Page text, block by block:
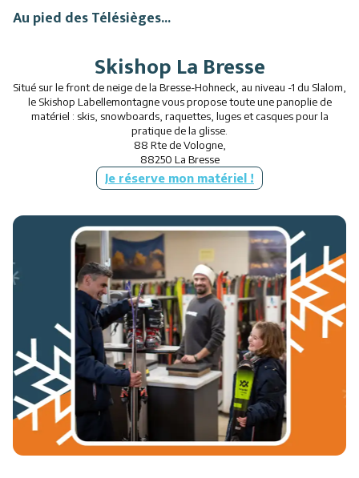
Services
Animations
Au pied des Télésièges...
Skishop La Bresse
Situé sur le front de neige de la Bresse-Hohneck, au niveau -1 du Slalom,
le Skishop Labellemontagne vous propose toute une panoplie de
matériel : skis, snowboards, raquettes, luges et casques pour la
pratique de la glisse.
88 Rte de Vologne,
88250 La Bresse
Je réserve mon matériel !